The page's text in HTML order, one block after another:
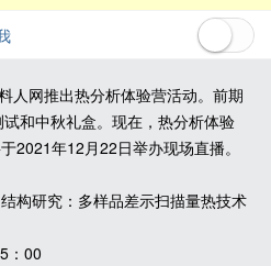
人网推出热分析体验营活动。前期
和中秋礼盒。现在，热分析体验
2021年12月22日举办现场直播。
构研究：多样品差示扫描量热技术
：00